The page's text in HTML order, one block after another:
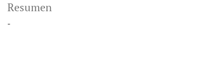
Resumen
-